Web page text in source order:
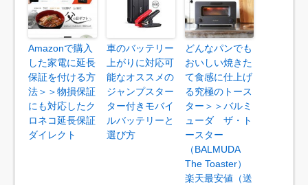
Amazonで購入
した家電に延長
保証を付ける方
法＞＞物損保証
にも対応したク
ロネコ延長保証
ダイレクト
車のバッテリー
上がりに対応可
能なオススメの
ジャンプスター
ター付きモバイ
ルバッテリーと
選び方
どんなパンでも
おいしい焼きた
て食感に仕上げ
る究極のトース
ター＞＞バルミ
ューダ ザ・ト
ースター
（BALMUDA
The Toaster）
楽天最安値（送